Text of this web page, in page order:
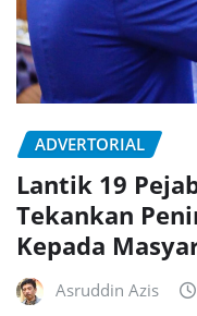
ADVERTORIAL
Lantik 19
Tekankan
Kepada
Asruddin Azis